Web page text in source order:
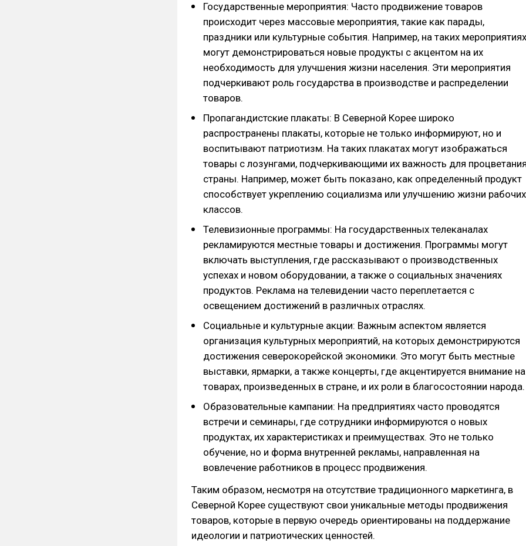
Государственные мероприятия: Часто продвижение товаров
происходит через массовые мероприятия, такие как парады,
праздники или культурные события. Например, на таких мероприятиях
могут демонстрироваться новые продукты с акцентом на их
необходимость для улучшения жизни населения. Эти мероприятия
подчеркивают роль государства в производстве и распределении
товаров.
Пропагандистские плакаты: В Северной Корее широко
распространены плакаты, которые не только информируют, но и
воспитывают патриотизм. На таких плакатах могут изображаться
товары с лозунгами, подчеркивающими их важность для
страны. Например, может быть показано, как определенный продукт
способствует укреплению социализма или улучшению жизни рабочих
классов.
Телевизионные программы: На государственных телеканалах
рекламируются местные товары и достижения. Программы могут
включать выступления, где рассказывают о производственных
успехах и новом оборудовании, а также о социальных значениях
продуктов. Реклама на телевидении часто переплетается с
освещением достижений в различных отраслях.
Социальные и культурные акции: Важным аспектом является
организация культурных мероприятий, на которых демонстрируются
достижения северокорейской экономики. Это могут быть местные
выставки, ярмарки, а также концерты, где акцентируется внимание на
товарах, произведенных в стране, и их роли в благосостоянии народа.
Образовательные кампании: На предприятиях часто проводятся
встречи и семинары, где сотрудники информируются о новых
продуктах, их характеристиках и преимуществах. Это не только
обучение, но и форма внутренней рекламы, направленная на
вовлечение работников в процесс продвижения.
Таким образом, несмотря на отсутствие традиционного маркетинга, в
Северной Корее существуют свои уникальные методы продвижения
товаров, которые в первую очередь ориентированы на поддержание
идеологии и патриотических ценностей.